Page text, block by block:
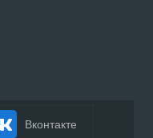
Вконтакте